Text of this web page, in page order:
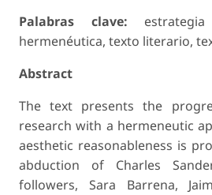
Palabras clave:
hermenéutica, texto literario,
Abstract
The text presents the
research with a hermeneutic
aesthetic reasonableness is
abduction of Charles
followers, Sara Barrena,